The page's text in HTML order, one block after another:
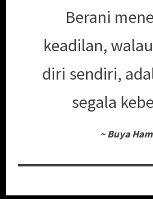
Berani
keadilan,
diri sendiri,
segala
~ Buya